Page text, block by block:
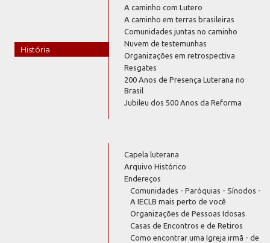
História
A caminho com Lutero
A caminho em terras brasileiras
Comunidades juntas no caminho
Nuvem de testemunhas
Organizações em retrospectiva
Resgates
200 Anos de Presença Luterana no
Brasil
Jubileu dos 500 Anos da Reforma
Capela luterana
Arquivo Histórico
Endereços
Comunidades - Paróquias - Sínodos -
A IECLB mais perto de você
Organizações de Pessoas Idosas
Casas de Encontros e de Retiros
Como encontrar uma Igreja irmã - de